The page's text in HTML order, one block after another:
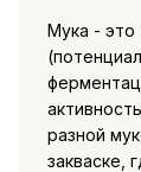
Мука - это
разной
закваске,